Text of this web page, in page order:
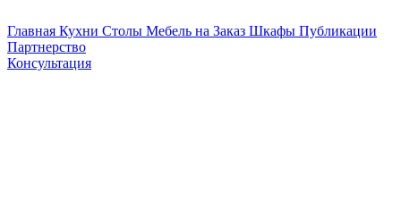
Главная Кухни Столы Мебель на Заказ Шкафы Публикации
Партнерство
Консультация